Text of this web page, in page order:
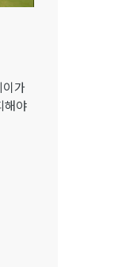
이가
해야